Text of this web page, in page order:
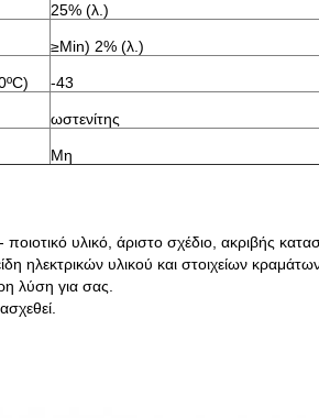
25% (λ.)
≥Min) 2% (λ.)
-43
ωστενίτης
Μη
υλικό, άριστο σχέδιο, ακριβής
ηλεκτρικών υλικού και στοιχείων
λύση για σας.